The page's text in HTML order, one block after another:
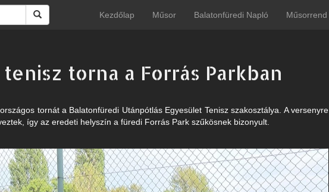
Kezdőlap Műsor Balatonfüredi Napló Műsorrend
tenisz torna a Forrás Parkban
tornát a Balatonfüredi Utánpótlás Egyesület Tenisz szakosztálya. A versenyre
így az eredeti helyszín a füredi Forrás Park szűkösnek bizonyult.